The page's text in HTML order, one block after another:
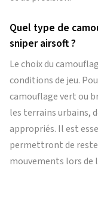
Quel type de
sniper airsoft ?
Le choix du
conditions de jeu.
camouflage vert ou
les terrains urbains,
appropriés. Il est
permettront de
mouvements lors de